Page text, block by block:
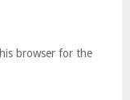
browser for the